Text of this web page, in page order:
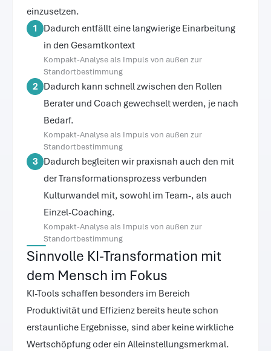
einzusetzen.
1
Dadurch entfällt eine langwierige Einarbeitung
in den Gesamtkontext
Kompakt-Analyse als Impuls von außen zur
Standortbestimmung
2 Dadurch kann schnell zwischen den Rollen
Berater und Coach gewechselt werden, je nach
Bedarf.
Kompakt-Analyse als Impuls von außen zur
Standortbestimmung
3 Dadurch begleiten wir praxisnah auch den mit
der Transformationsprozess verbunden
Kulturwandel mit, sowohl im Team-, als auch
Einzel-Coaching.
Kompakt-Analyse als Impuls von außen zur
Standortbestimmung
Sinnvolle KI-Transformation mit
dem Mensch im Fokus
KI-Tools schaffen besonders im Bereich
Produktivität und Effizienz bereits heute schon
erstaunliche Ergebnisse, sind aber keine wirkliche
Wertschöpfung oder ein Alleinstellungsmerkmal.